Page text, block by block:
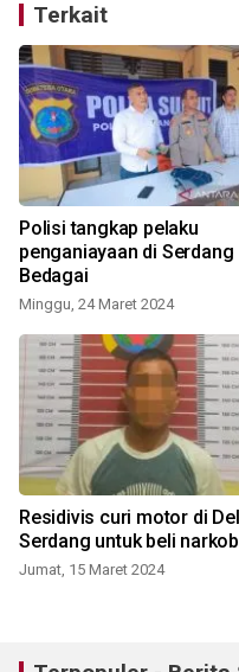
Terkait
Polisi tangkap pelaku
penganiayaan di Serdang
Bedagai
Minggu, 24 Maret 2024
Residivis curi motor di
Serdang untuk beli
Jumat, 15 Maret 2024